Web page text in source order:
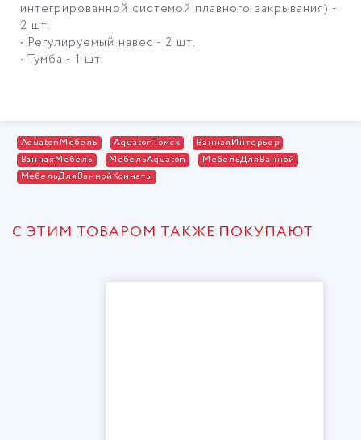
интегрированной системой плавного закрывания) -
2 шт.
• Регулируемый навес - 2 шт.
• Тумба - 1 шт.
AquatonМебель AquatonТомск
ВаннаяИнтерьер
ВаннаяМебель
МебельAquaton
МебельДляВанной
МебельДляВаннойКомнаты
С ЭТИМ ТОВАРОМ ТАКЖЕ ПОКУПАЮТ